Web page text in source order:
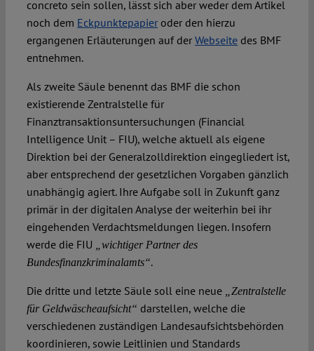
concreto sein sollen, lässt sich aber weder dem Artikel
noch dem Eckpunktepapieroder den hierzu
ergangenen Erläuterungen auf der Webseitedes BMF
entnehmen.
Als zweite Säule benennt das BMF die schon
existierende Zentralstelle für
Finanztransaktionsuntersuchungen (Financial
Intelligence Unit – FIU), welche aktuell als eigene
Direktion bei der Generalzolldirektion eingegliedert ist,
aber entsprechend der gesetzlichen Vorgaben gänzlich
unabhängig agiert. Ihre Aufgabe soll in Zukunft ganz
primär in der digitalen Analyse der weiterhin bei ihr
eingehenden Verdachtsmeldungen liegen. Insofern
werde die FIU
„wichtiger Partner des
Bundesfinanzkriminalamts“.
Die dritte und letzte Säule soll eine neue
„Zentralstelle
für Geldwäscheaufsicht“ darstellen, welche die
verschiedenen zuständigen Landesaufsichtsbehörden
koordinieren, sowie Leitlinien und Standards